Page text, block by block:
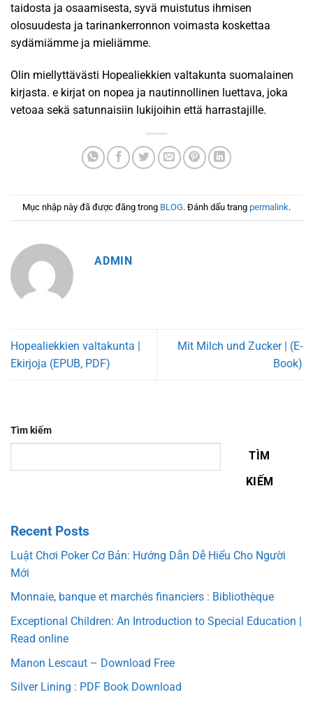
taidosta ja osaamisesta, syvä muistutus ihmisen
olosuudesta ja tarinankerronnon voimasta koskettaa
sydämiämme ja mieliämme.
Olin miellyttävästi Hopealiekkien valtakunta suomalainen
kirjasta. e kirjat​ on nopea ja nautinnollinen luettava, joka
vetoaa sekä satunnaisiin lukijoihin että harrastajille.
Mục nhập này đã được đăng trong BLOG. Đánh dấu trang permalink.
ADMIN
Hopealiekkien valtakunta |
Ekirjoja (EPUB, PDF)
Mit Milch und Zucker | (E-
Book)
Tìm kiếm
TÌM
KIẾM
Recent Posts
Luật Chơi Poker Cơ Bản: Hướng Dẫn Dễ Hiểu Cho Người
Mới
Monnaie, banque et marchés financiers : Bibliothèque
Exceptional Children: An Introduction to Special Education |
Read online
Manon Lescaut – Download Free
Silver Lining : PDF Book Download